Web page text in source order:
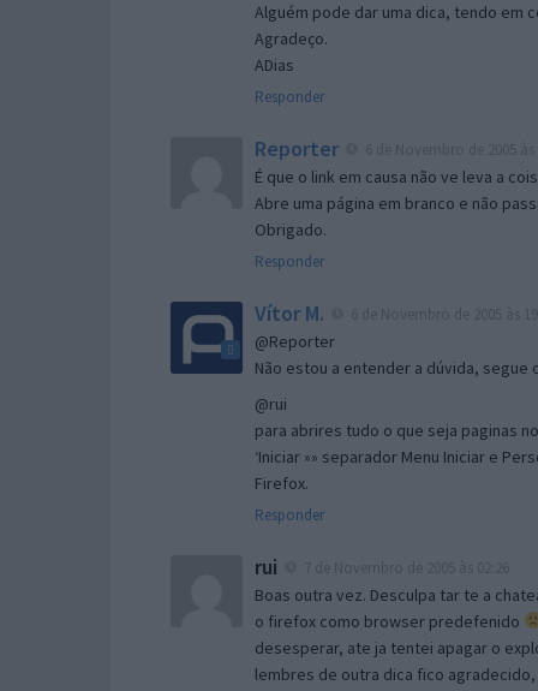
Alguém pode dar uma dica, tendo em
Agradeço.
ADias
Responder
Reporter
É que o link em causa não ve leva a
Abre uma página em branco e não
Obrigado.
Responder
Vítor M.
@Reporter
Não estou a entender a dúvida,
@rui
para abrires tudo o que seja paginas
‘Iniciar »» separador Menu Iniciar e
Firefox.
Responder
rui
Boas outra vez. Desculpa tar te a
o firefox como browser predefenido
desesperar, ate ja tentei apagar o
lembres de outra dica fico